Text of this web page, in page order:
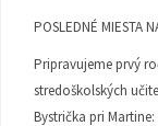
POSLEDNÉ MIESTA
Pripravujeme prvý
stredoškolských
Bystrička pri Martine: